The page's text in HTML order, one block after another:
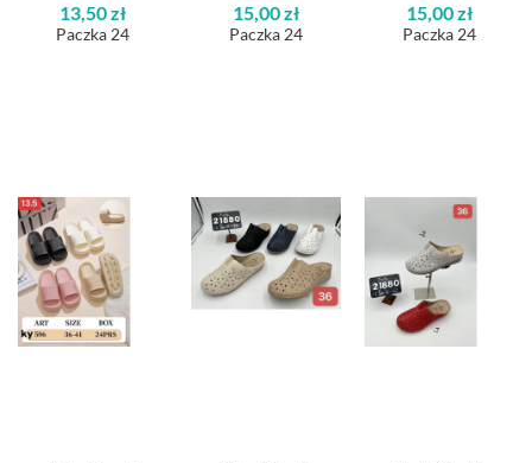
13,50zł
Paczka 24
15,00zł
Paczka 24
15,00zł
Paczka 24